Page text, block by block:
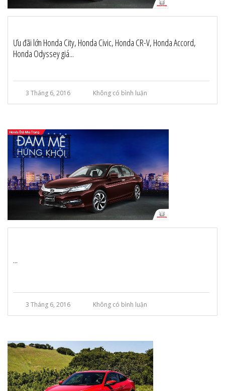
Ưu đãi lớn Honda City, Honda Civic, Honda CR-V, Honda Accord,
Honda Odyssey giá...
3 Tháng 6, 2016 Không có bình luận
...
3 Tháng 6, 2016 Không có bình luận